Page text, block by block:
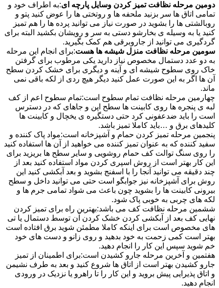
دومین مرحله نظافت تمیز کردن وسایل پارچه ای:به اطراف خود و
تمامی اتاق ها سر بزنید ملحفه ها و روتختی ها را عوض کنید پتو و
روبالشتی ها را بشوید در صورت نیاز می توانید پرده ها را هم تمیز
کنید یا به وسیله ی بخارشو دستی به سر و رویشان بکشید البته برای
گردگیری می توانید از جاروبرقی هم کمک بگیرید.
سومین مرحله نظافت منزل شیشه ها هست:برای انجام این مرحله
به دو عدد دستمال مخصوص نیاز دارید یکی مرطوب برای گرفتن
خاک روی سطوح شیشه ای و آینه و دیگری برای خشک کردن سطح
آن ها اگر به این صورت عمل کنید دیگر هیچ ردی از لکه باقی نمی
ماند.
چهارمین مرحله نظافت تمام سطوح است:تمام سطوح اعم از کف
لبه ی پنجره ها روی کابینت ها سطح اپن و جاهای که در دسترس
است را باید ضدعفونی کرد حتی دستگیره ی یخچال و کابینت ها
کلیدهای برق و …باید کاملا تمیز باشد.
پنجمین مرحله تمیز کردن حمام و آشپزخانه است:مواد پاک کننده و
سفید کننده که به عنوان تمیز کننده می خواهید از آن ها استفاده کنید
را روی سنگ توالت کف حمام روشویی و سایر سطح ها بریزید برای
این کار بهتر است از روش اسپری کردن مواد استفاده کنید بعد از
چند دقیقه می توانید آنجا را با اسفنج بشوید و بعد آبکشی کنید این
روش برای آشپزخانه نیز جوابگو است حتی می توانید داخل و سطح
بیرونی کابینت ها را بشوید چون باعث می شواد تمامی جرم ها و
لکه های چربی به خوبی پاک شود.
ششمین مرحله نظافت کف می باشد:بهترین راه برای تمیز کردن
نهایی کف بعد از آبکشی کردن خشک کردن آن توسط دستمال یا تی
های مخصوص است برای اینکه کاملا مطمئن شوید برق افتاده است
بهتر است کمی زحمت به خود بدهید و روی زانو و دست های خود
خم شوید سپس این کار را انجام دهید.
هفتمین و آخرین مرحله جارو کشیدن است:برای اطمینان از تمیز
جارو کشیدن بهتر است از اتاق ها شروع کنید و بعد به طرف نشیمن
و اتاق پذیرایی پیش بروید و این کار را تا راهرو یا نزدیک در ورودی
انجام دهید.